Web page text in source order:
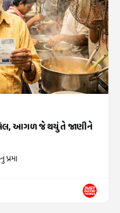
બિલ, આગળ જે થયું તે જાણીને